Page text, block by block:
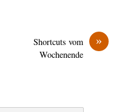
»
Shortcuts vom
Wochenende